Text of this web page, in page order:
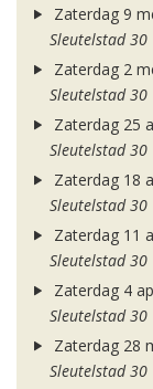
Zaterdag 9
Sleutelstad 30
Zaterdag 2
Sleutelstad 30
Zaterdag 25
Sleutelstad 30
Zaterdag 18
Sleutelstad 30
Zaterdag 11
Sleutelstad 30
Zaterdag 4
Sleutelstad 30
Zaterdag 28
Sleutelstad 30